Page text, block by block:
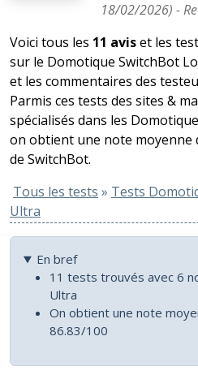
18/02/2026) -
Voici tous les 11 aviset les
sur le Domotique SwitchBot
et les commentaires des
Parmis ces tests des sites &
spécialisés dans les
on obtient une note moyenne
de SwitchBot.
Tous les tests » Tests
Ultra
En bref
11 tests trouvés avec 6
Ultra
On obtient une note
86.83/100